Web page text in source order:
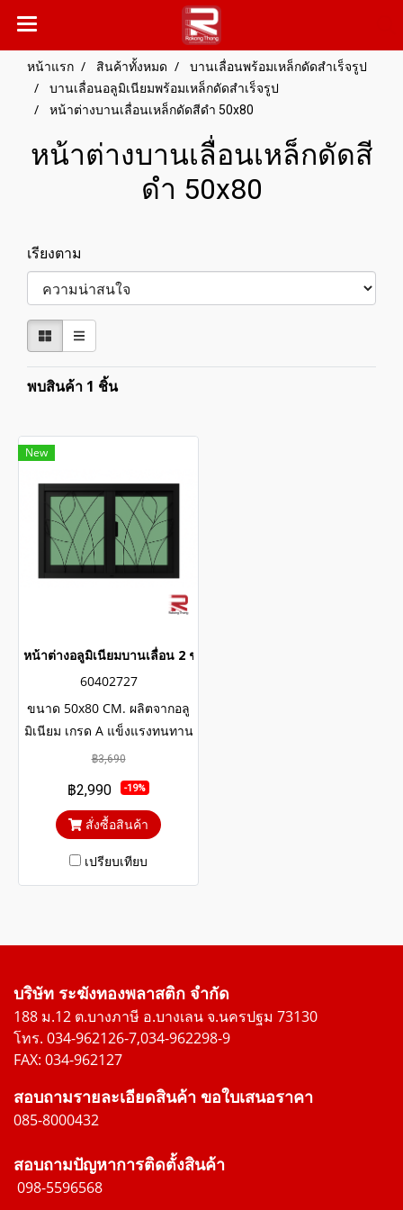
หน้าแรก สินค้าทั้งหมด
บานเลื่อนพร้อมเหล็กดัดสำเร็จรูป
บานเลื่อนอลูมิเนียมพร้อมเหล็กดัดสำเร็จรูป
หน้าต่างบานเลื่อนเหล็กดัดสีดำ 50x80
หน้าต่างบานเลื่อนเหล็กดัดสี
ดำ 50x80
เรียงตาม
พบสินค้า 1 ชิ้น
New
หน้าต่างอลูมิเนียมบานเลื่อน 2 ช่อง พร้อมเหล็กดัดลายใบไม้และมุ้งลว
60402727
ขนาด 50x80 CM. ผลิตจากอลู
มิเนียม เกรด A แข็งแรงทนทาน
รับประกันไม่เกิดสนิมตลอดอายุ
แสง ป้องกันความร้อนและรังสี
UV
฿3,690
฿2,990 -19%
สั่งซื้อสินค้า
เปรียบเทียบ
บริษัท ระฆังทองพลาสติก จำกัด
188 ม.12 ต.บางภาษี อ.บางเลน จ.นครปฐม 73130
โทร. 034-962126-7,034-962298-9
FAX: 034-962127
สอบถามรายละเอียดสินค้า ขอใบเสนอราคา
085-8000432
สอบถามปัญหาการติดตั้งสินค้า
098-5596568